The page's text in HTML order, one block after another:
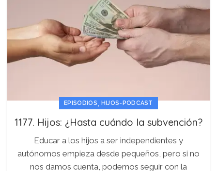
EPISODIOS, HIJOS-PODCAST
1177. Hijos: ¿Hasta cuándo la subvención?
Educar a los hijos a ser independientes y
autónomos empieza desde pequeños, pero si no
nos damos cuenta, podemos seguir con la